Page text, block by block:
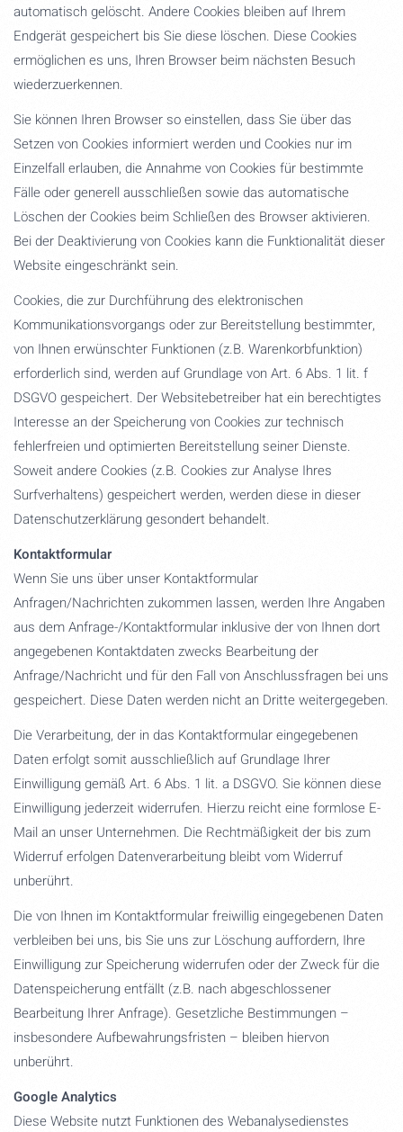
automatisch gelöscht. Andere Cookies bleiben auf Ihrem
Endgerät gespeichert bis Sie diese löschen. Diese Cookies
ermöglichen es uns, Ihren Browser beim nächsten Besuch
wiederzuerkennen.
Sie können Ihren Browser so einstellen, dass Sie über das
Setzen von Cookies informiert werden und Cookies nur im
Einzelfall erlauben, die Annahme von Cookies für bestimmte
Fälle oder generell ausschließen sowie das automatische
Löschen der Cookies beim Schließen des Browser aktivieren.
Bei der Deaktivierung von Cookies kann die Funktionalität dieser
Website eingeschränkt sein.
Cookies, die zur Durchführung des elektronischen
Kommunikationsvorgangs oder zur Bereitstellung bestimmter,
von Ihnen erwünschter Funktionen (z.B. Warenkorbfunktion)
erforderlich sind, werden auf Grundlage von Art. 6 Abs. 1 lit. f
DSGVO gespeichert. Der Websitebetreiber hat ein berechtigtes
Interesse an der Speicherung von Cookies zur technisch
fehlerfreien und optimierten Bereitstellung seiner Dienste.
Soweit andere Cookies (z.B. Cookies zur Analyse Ihres
Surfverhaltens) gespeichert werden, werden diese in dieser
Datenschutzerklärung gesondert behandelt.
Kontaktformular
Wenn Sie uns über unser Kontaktformular
Anfragen/Nachrichten zukommen lassen, werden Ihre Angaben
aus dem Anfrage-/Kontaktformular inklusive der von Ihnen dort
angegebenen Kontaktdaten zwecks Bearbeitung der
Anfrage/Nachricht und für den Fall von Anschlussfragen bei uns
gespeichert. Diese Daten werden nicht an Dritte weitergegeben.
Die Verarbeitung, der in das Kontaktformular eingegebenen
Daten erfolgt somit ausschließlich auf Grundlage Ihrer
Einwilligung gemäß Art. 6 Abs. 1 lit. a DSGVO. Sie können diese
Einwilligung jederzeit widerrufen. Hierzu reicht eine formlose E-
Mail an unser Unternehmen. Die Rechtmäßigkeit der bis zum
Widerruf erfolgen Datenverarbeitung bleibt vom Widerruf
unberührt.
Die von Ihnen im Kontaktformular freiwillig eingegebenen Daten
verbleiben bei uns, bis Sie uns zur Löschung auffordern, Ihre
Einwilligung zur Speicherung widerrufen oder der Zweck für die
Datenspeicherung entfällt (z.B. nach abgeschlossener
Bearbeitung Ihrer Anfrage). Gesetzliche Bestimmungen –
insbesondere Aufbewahrungsfristen – bleiben hiervon
unberührt.
Google Analytics
Diese Website nutzt Funktionen des Webanalysedienstes